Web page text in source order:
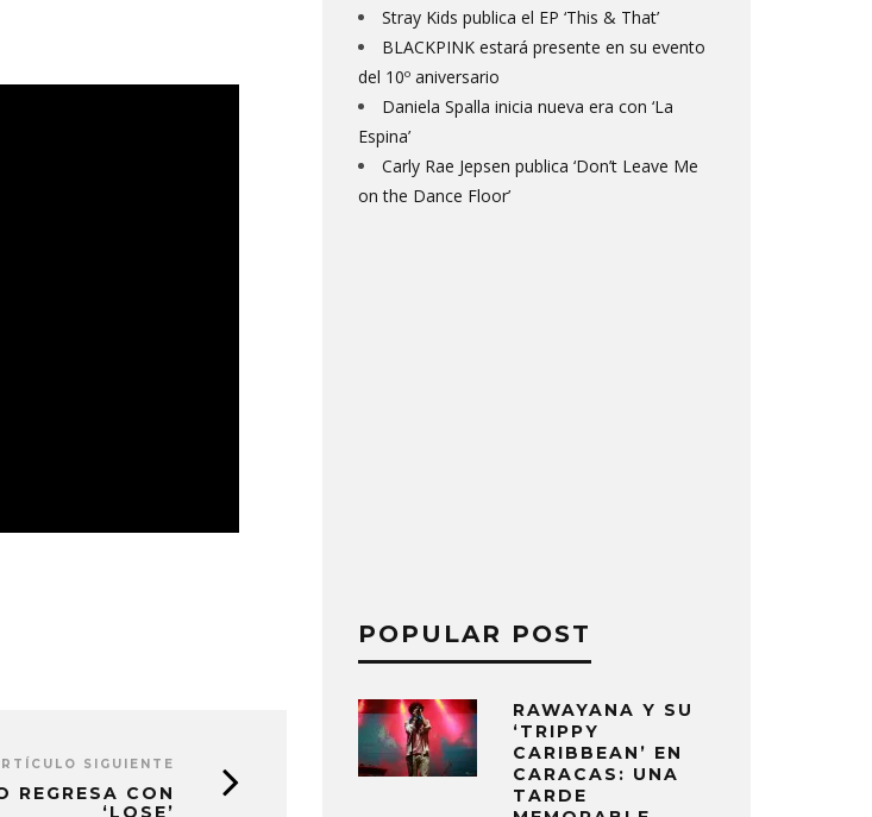
SIGUIENTE
REGRESA CON
‘LOSE’
Stray Kids publica el EP ‘This & That’
BLACKPINK estará presente en su evento
del 10º aniversario
Daniela Spalla inicia nueva era con ‘La
Espina’
Carly Rae Jepsen publica ‘Don’t Leave Me
on the Dance Floor’
POPULAR POST
RAWAYANA Y SU
‘TRIPPY
CARIBBEAN’ EN
CARACAS: UNA
TARDE